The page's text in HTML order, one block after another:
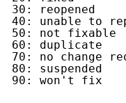
30: reopened
40: unable to
50: not fixable
60: duplicate
70: no change
80: suspended
90: won't fix